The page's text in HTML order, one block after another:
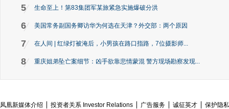
5 生命至上！第83集团军某旅紧急实施爆破分洪
6 美国常务副国务卿访华为何选在天津？外交部：两个原因
7 在人间 | 红绿灯被淹后，小男孩在路口指路，7位摄影师...
8 重庆姐弟坠亡案细节：凶手欲靠悲情蒙混 警方现场勘察发现...
凤凰新媒体介绍 投资者关系 Investor Relations 广告服务 诚征英才
保护隐